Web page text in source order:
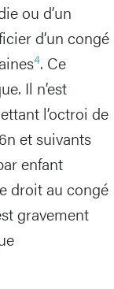
ou d’un
d’un congé
4. Ce
Il n’est
l’octroi de
et suivants
enfant
droit au congé
gravement